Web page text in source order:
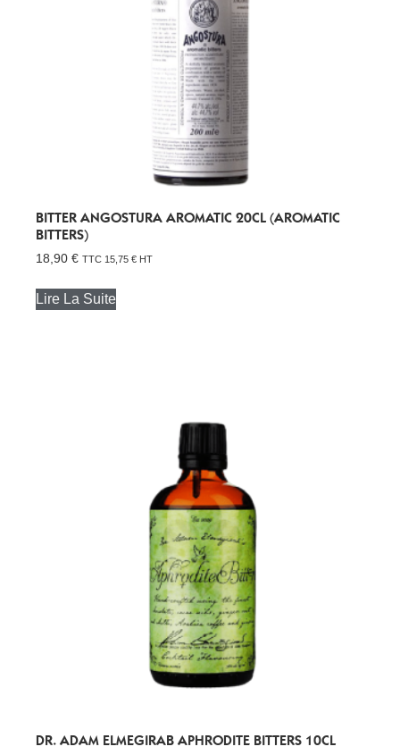
BITTER ANGOSTURA AROMATIC 20CL (AROMATIC
BITTERS)
18,90 € TTC 15,75 € HT
Lire La Suite
DR. ADAM ELMEGIRAB APHRODITE BITTERS 10CL